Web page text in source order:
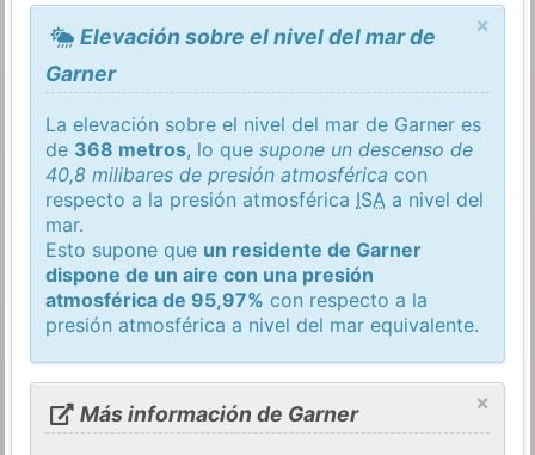
×
Elevación sobre el nivel del mar de
Garner
La elevación sobre el nivel del mar de Garner es
de 368 metros, lo quesupone un descenso de
40,8 milibares de presión atmosférica con
respecto a la presión atmosférica ISA a nivel del
mar.
Esto supone que un residente de Garner
dispone de un aire con una presión
atmosférica de 95,97% con respecto a la
presión atmosférica a nivel del mar equivalente.
×
Más información de Garner